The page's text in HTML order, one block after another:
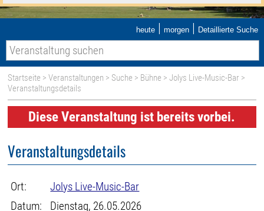
heute | morgen | Detaillierte Suche
Startseite >Veranstaltungen > Suche > Bühne >Jolys Live-Music-Bar >
Veranstaltungsdetails
Diese Veranstaltung ist bereits vorbei.
Veranstaltungsdetails
Ort:
Jolys Live-Music-Bar
Datum:
Dienstag, 26.05.2026